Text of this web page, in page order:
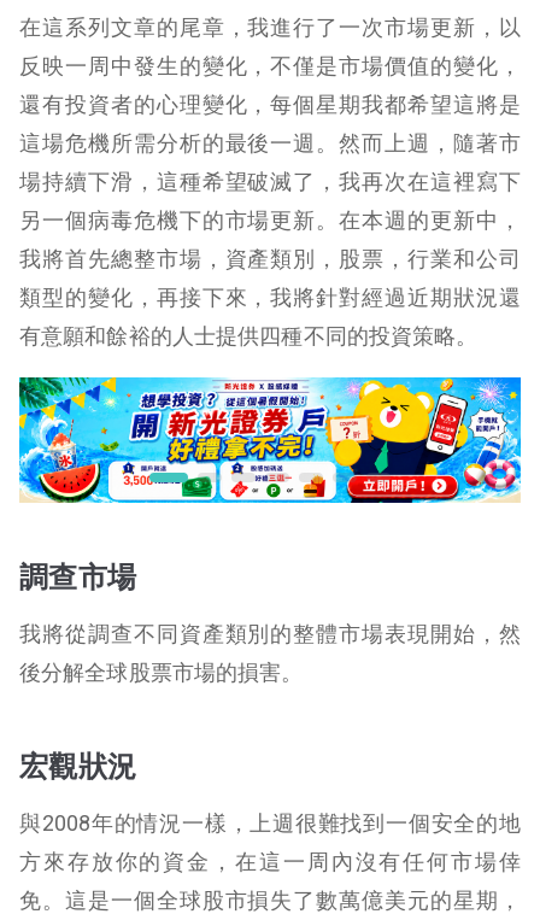
在這系列文章的尾章，我進行了一次市場更新，以
反映一周中發生的變化，不僅是市場價值的變化，
還有投資者的心理變化，每個星期我都希望這將是
這場危機所需分析的最後一週。然而上週，隨著市
場持續下滑，這種希望破滅了，我再次在這裡寫下
另一個病毒危機下的市場更新。在本週的更新中，
我將首先總整市場，資產類別，股票，行業和公司
類型的變化，再接下來，我將針對經過近期狀況還
有意願和餘裕的人士提供四種不同的投資策略。
調查市場
我將從調查不同資產類別的整體市場表現開始，然
後分解全球股票市場的損害。
宏觀狀況
與2008年的情況一樣，上週很難找到一個安全的地
方來存放你的資金，在這一周內沒有任何市場倖
免。這是一個全球股市損失了數萬億美元的星期，